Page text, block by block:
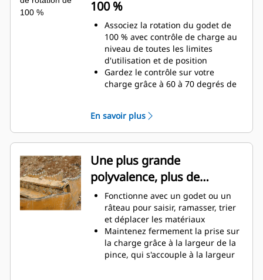
100 %
Associez la rotation du godet de
100 % avec contrôle de charge au
niveau de toutes les limites
d'utilisation et de position
Gardez le contrôle sur votre
charge grâce à 60 à 70 degrés de
Réalisez des travaux au-dessous
du niveau du sol, des travaux
verticaux ou dans des zones
confinées, en toute facilité. Qu'il
s'agisse de construction de hauts
murs de pierres ou de chargement
de camions à benne haute, il est
des situations où le contrôle de la
charge en hauteur est important.
Augmentez la productivité de
votre machine, de l'excavation à la
manutention de matériaux
En savoir plus
Une plus grande
polyvalence, plus de
productivité
Fonctionne avec un godet ou un
râteau pour saisir, ramasser, trier
et déplacer les matériaux
Maintenez fermement la prise sur
la charge grâce à la largeur de la
pince, qui s'accouple à la largeur